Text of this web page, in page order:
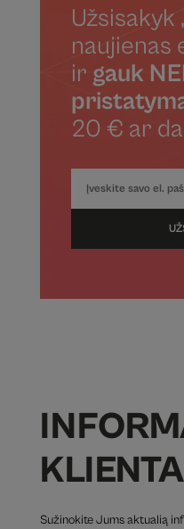
Užsisakyk
naujienas
ir gauk
20 € ar
Sužinokite Jums aktualią